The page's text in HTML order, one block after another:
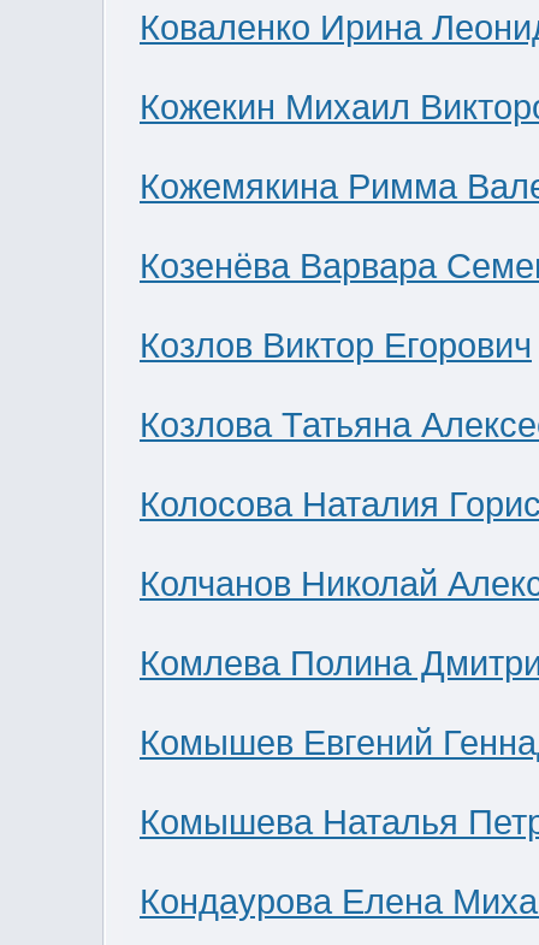
Коваленко Ирина
Кожекин Михаил
Кожемякина Римма
Козенёва Варвара
Козлов Виктор Егорович
Козлова Татьяна
Колосова Наталия
Колчанов Николай
Комлева Полина
Комышев Евгений
Комышева Наталья
Кондаурова Елена